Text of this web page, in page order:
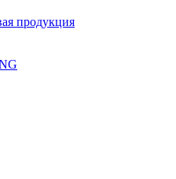
продукция